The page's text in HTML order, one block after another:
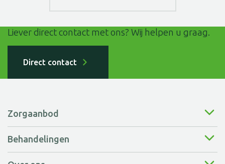
Liever direct contact met ons? Wij helpen u graag.
Direct contact
Zorgaanbod
Wonen bij ons
Behandelingen